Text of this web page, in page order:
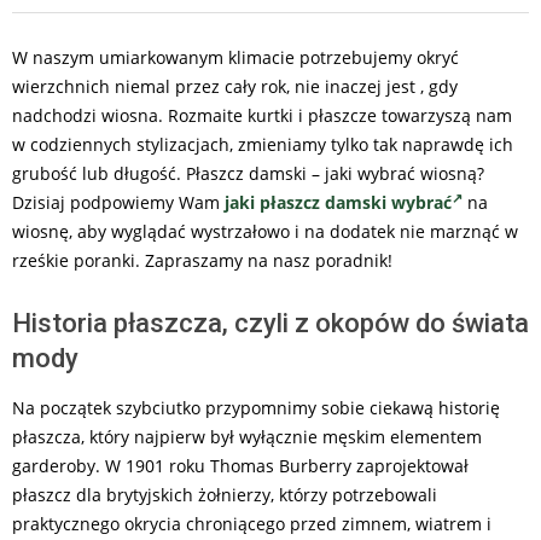
W naszym umiarkowanym klimacie potrzebujemy okryć
wierzchnich niemal przez cały rok, nie inaczej jest , gdy
nadchodzi wiosna. Rozmaite kurtki i płaszcze towarzyszą nam
w codziennych stylizacjach, zmieniamy tylko tak naprawdę ich
grubość lub długość. Płaszcz damski – jaki wybrać wiosną?
Dzisiaj podpowiemy Wam jaki płaszcz damski wybrać
na
wiosnę, aby wyglądać wystrzałowo i na dodatek nie marznąć w
rześkie poranki. Zapraszamy na nasz poradnik!
Historia płaszcza, czyli z okopów do świata
mody
Na początek szybciutko przypomnimy sobie ciekawą historię
płaszcza, który najpierw był wyłącznie męskim elementem
garderoby. W 1901 roku Thomas Burberry zaprojektował
płaszcz dla brytyjskich żołnierzy, którzy potrzebowali
praktycznego okrycia chroniącego przed zimnem, wiatrem i